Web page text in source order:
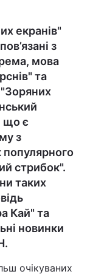
екранів"
з
мова
та
"Зоряних
що є
з
популярного
стрибок".
таких
Кай" та
новинки
очікуваних